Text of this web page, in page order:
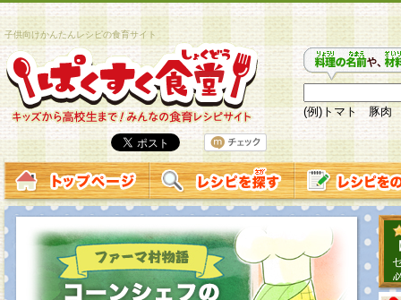
子供向けかんたんレシピの食育サイト
(例)トマト 豚肉